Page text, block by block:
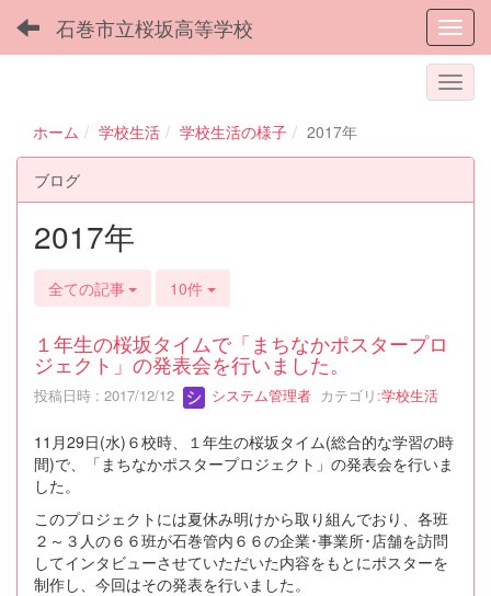
石巻市立桜坂高等学校
ホーム 学校生活 学校生活の様子 2017年
ブログ
2017年
全ての記事 10件
１年生の桜坂タイムで「まちなかポスタープロ
ジェクト」の発表会を行いました。
投稿日時 : 2017/12/12 システム管理者 カテゴリ:学校生活
11月29日(水)６校時、１年生の桜坂タイム(総合的な学習の時
間)で、「まちなかポスタープロジェクト」の発表会を行いま
した。
このプロジェクトには夏休み明けから取り組んでおり、各班
２～３人の６６班が石巻管内６６の企業･事業所･店舗を訪問
してインタビューさせていただいた内容をもとにポスターを
制作し、今回はその発表を行いました。